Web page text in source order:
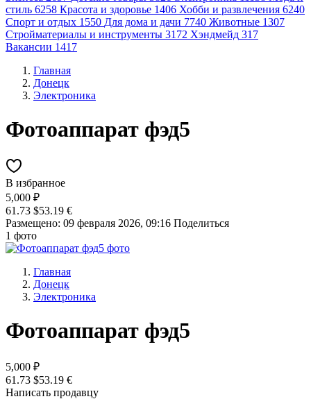
стиль 6258 Красота и здоровье 1406 Хобби и развлечения 6240
Спорт и отдых 1550 Для дома и дачи 7740 Животные 1307
Стройматериалы и инструменты 3172 Хэндмейд 317
Вакансии 1417
Главная
Донецк
Электроника
Фотоаппарат фэд5
В избранное
5,000 ₽
61.73 $53.19 €
Размещено: 09 февраля 2026, 09:16 Поделиться
1 фото
Главная
Донецк
Электроника
Фотоаппарат фэд5
5,000 ₽
61.73 $53.19 €
Написать продавцу